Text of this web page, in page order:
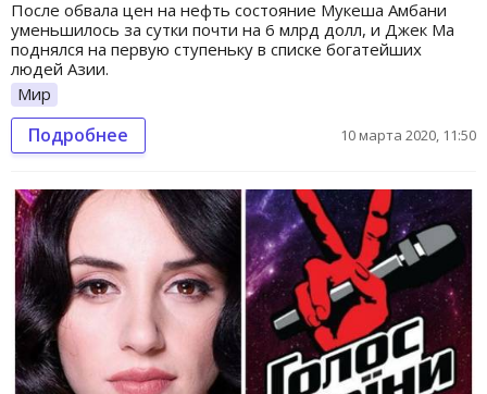
После обвала цен на нефть состояние Мукеша Амбани
уменьшилось за сутки почти на 6 млрд долл, и Джек Ма
поднялся на первую ступеньку в списке богатейших
людей Азии.
Мир
Подробнее 10 марта 2020, 11:50